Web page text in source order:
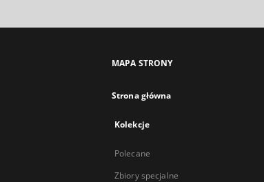
MAPA STRONY
Strona główna
Kolekcje
Polecane
Zbiory specjalne